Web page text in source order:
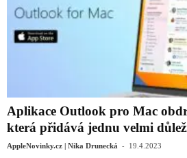
Aplikace Outlook pro Mac
která přidává jednu velmi
AppleNovinky.cz | Nika Drunecká - 19.4.2023